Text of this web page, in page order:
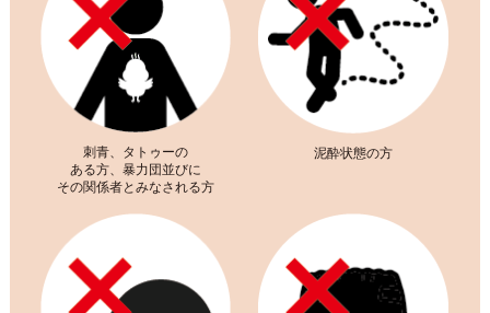
刺青、タトゥーの
ある方、暴力団並びに
その関係者とみなされる方
泥酔状態の方